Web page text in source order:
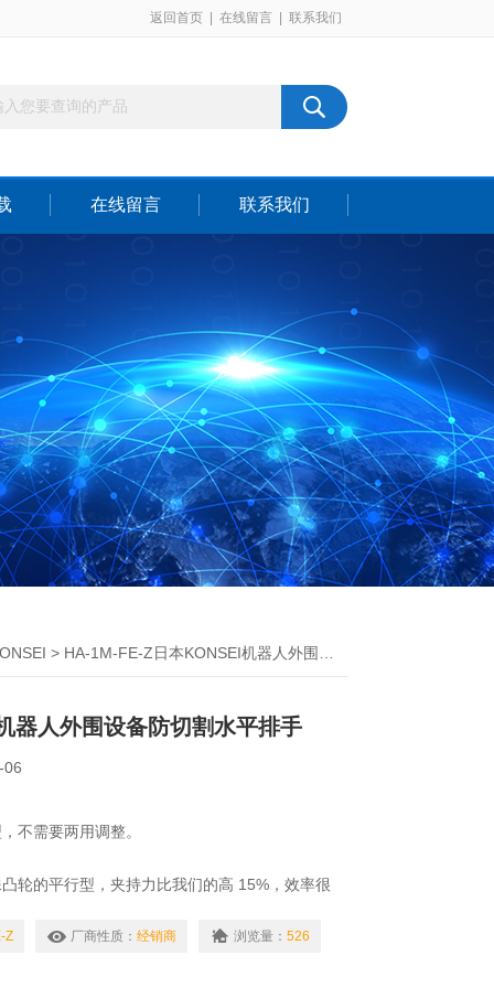
返回首页 在线留言 联系我们
在线留言 联系我们
> HA-1M-FE-Z日本KONSEI机器人外围设备防切割水平排手
器人外围设备防切割水平排手
06
不需要两用调整。
轮的平行型，夹持力比我们的高 15%，效率很
Z 厂商性质： 经销商 浏览量： 526